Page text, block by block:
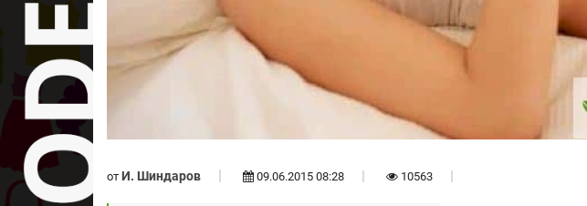
от И. Шиндаров 09.06.2015 08:28 10563